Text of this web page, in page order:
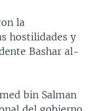
la
hostilidades y
Bashar al-
bin Salman